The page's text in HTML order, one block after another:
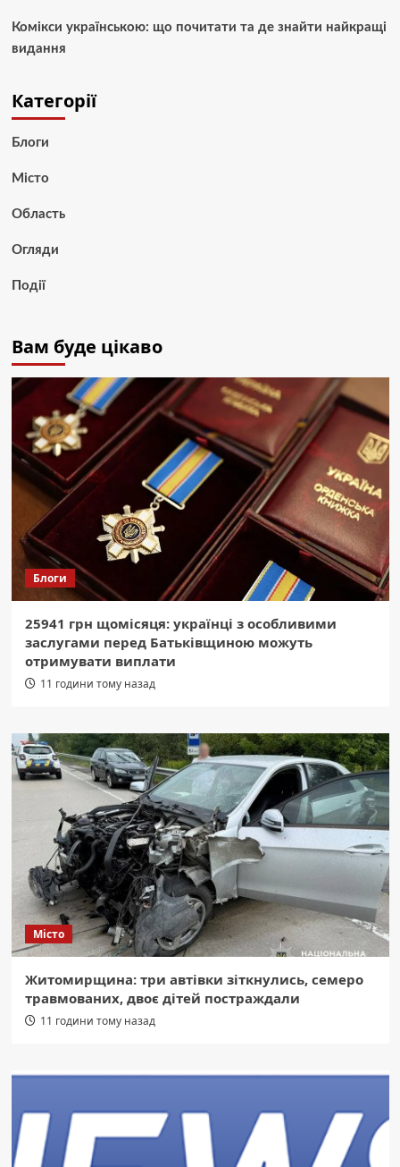
Комікси українською: що почитати та де знайти найкращі
видання
Категорії
Блоги
Місто
Область
Огляди
Події
Вам буде цікаво
Блоги
25941 грн щомісяця: українці з особливими
заслугами перед Батьківщиною можуть
отримувати виплати
11 години тому назад
Місто
Житомирщина: три автівки зіткнулись, семеро
травмованих, двоє дітей постраждали
11 години тому назад